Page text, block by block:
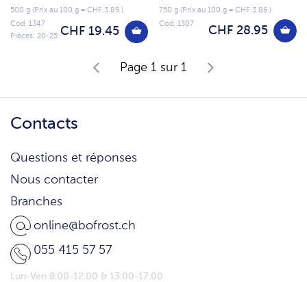
500 g (Prix au 100 g = CHF 3.89 )
CHF 19.45
Cod. 1347
Pièces: 20-25
750 g (Prix au 100 g = CHF 3.86 )
CHF 28.95
Cod. 1307
Page 1 sur 1
Contacts
Questions et réponses
Nous contacter
Branches
online@bofrost.ch
055 415 57 57
Lun-Ven 8:00-12:00 & 13:00-17:00